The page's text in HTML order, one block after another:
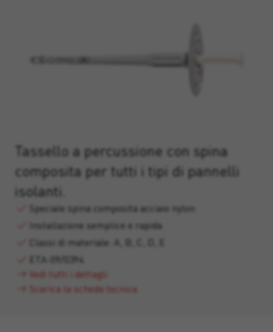
Tassello a percussione con spina
composita per tutti i tipi di pannelli
isolanti.
Speciale spina composita acciaio nylon
Installazione semplice e rapida
Classi di materiale: A, B, C, D, E
ETA-09/0394
Vedi tutti i dettagli
Scarica la scheda tecnica